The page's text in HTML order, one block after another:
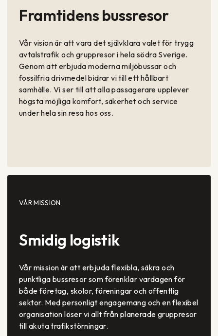
Framtidens bussresor
Vår vision är att vara det självklara valet för trygg
avtalstrafik och gruppresor i hela södra Sverige.
Genom att erbjuda moderna miljöbussar och
fossilfria drivmedel bidrar vi till ett hållbart
samhälle. Vi ser till att alla passagerare upplever
högsta möjliga komfort, säkerhet och service
under hela sin resa hos oss.
Smidig logistik
VÅR MISSION
Vår mission är att erbjuda flexibla, säkra och
punktliga bussresor som förenklar vardagen för
både företag, skolor, föreningar och offentlig
sektor. Med personligt engagemang och en flexibel
organisation löser vi allt från planerade gruppresor
till akuta trafikstörningar.